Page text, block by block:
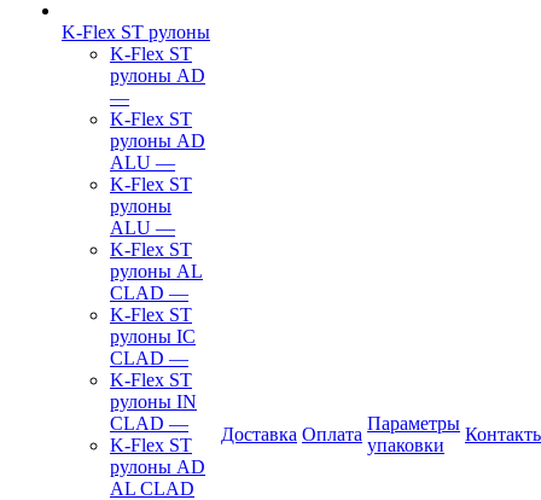
K-Flex ST рулоны
K-Flex ST
рулоны AD
—
K-Flex ST
рулоны AD
ALU —
K-Flex ST
рулоны
ALU —
K-Flex ST
рулоны AL
CLAD —
K-Flex ST
рулоны IC
CLAD —
K-Flex ST
рулоны IN
CLAD —
K-Flex ST
рулоны AD
AL CLAD
Доставка Оплата
Параметры
упаковки